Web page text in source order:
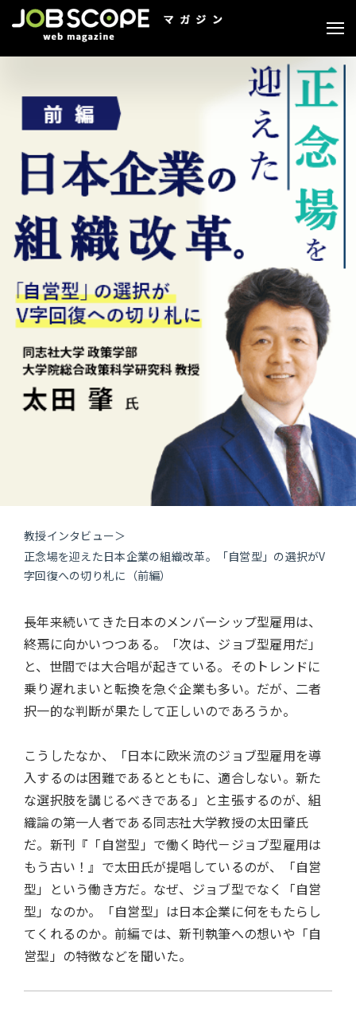
教授インタビュー＞
正念場を迎えた日本企業の組織改革。「自営型」の選択がV
字回復への切り札に（前編）
長年来続いてきた日本のメンバーシップ型雇用は、
終焉に向かいつつある。「次は、ジョブ型雇用だ」
と、世間では大合唱が起きている。そのトレンドに
乗り遅れまいと転換を急ぐ企業も多い。だが、二者
択一的な判断が果たして正しいのであろうか。
こうしたなか、「日本に欧米流のジョブ型雇用を導
入するのは困難であるとともに、適合しない。新た
な選択肢を講じるべきである」と主張するのが、組
織論の第一人者である同志社大学教授の太田肇氏
だ。新刊『「自営型」で働く時代－ジョブ型雇用は
もう古い！』で太田氏が提唱しているのが、「自営
型」という働き方だ。なぜ、ジョブ型でなく「自営
型」なのか。「自営型」は日本企業に何をもたらし
てくれるのか。前編では、新刊執筆への想いや「自
営型」の特徴などを聞いた。